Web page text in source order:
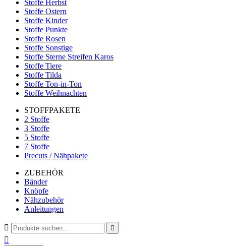
Stoffe Herbst
Stoffe Ostern
Stoffe Kinder
Stoffe Punkte
Stoffe Rosen
Stoffe Sonstige
Stoffe Sterne Streifen Karos
Stoffe Tiere
Stoffe Tilda
Stoffe Ton-in-Ton
Stoffe Weihnachten
STOFFPAKETE
2 Stoffe
3 Stoffe
5 Stoffe
7 Stoffe
Precuts / Nähpakete
ZUBEHÖR
Bänder
Knöpfe
Nähzubehör
Anleitungen
 
